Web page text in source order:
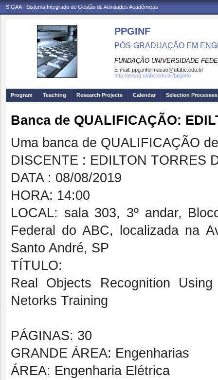
SIGAA - Sistema Integrado de Gestão de Atividades Acadêmicas
PPGINF
PÓS-GRADUAÇÃO EM
FUNDAÇÃO UNIVERSIDADE
E-mail: ppg.informacao@ufabc.edu.br
http://propg.ufabc.edu.br/ppginfo
Program Teaching Research Projects Calendar Selection Processes
Banca de QUALIFICAÇÃO:
Uma banca de QUALIFICAÇÃO
DISCENTE : EDILTON TORRES
DATA : 08/08/2019
HORA: 14:00
LOCAL: sala 303, 3º andar,
Federal do ABC, localizada na
Santo André, SP
TÍTULO:
Real Objects Recognition
Netorks Training
PÁGINAS: 30
GRANDE ÁREA: Engenharias
ÁREA: Engenharia Elétrica